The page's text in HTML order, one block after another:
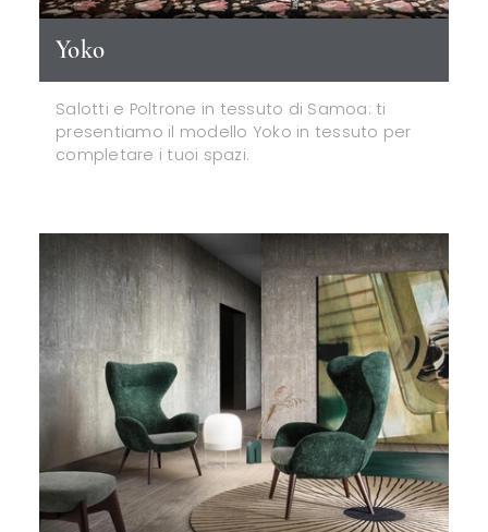
Yoko
Salotti e Poltrone in tessuto di Samoa: ti
presentiamo il modello Yoko in tessuto per
completare i tuoi spazi.